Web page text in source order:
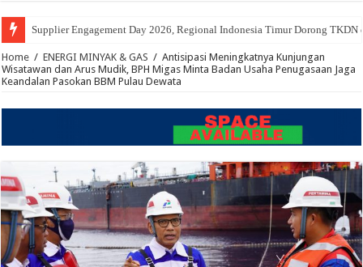
Supplier Engagement Day 2026, Regional Indonesia Timur Dorong
Home / ENERGI MINYAK & GAS / Antisipasi Meningkatnya Kunjungan
Wisatawan dan Arus Mudik, BPH Migas Minta Badan Usaha Penugasaan Jaga
Keandalan Pasokan BBM Pulau Dewata